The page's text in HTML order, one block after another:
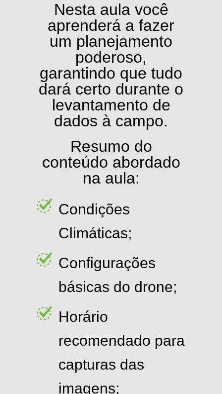
Nesta aula você
aprenderá a fazer
um planejamento
poderoso,
garantindo que tudo
dará certo durante o
levantamento de
dados à campo.
Resumo do
conteúdo abordado
na aula:
Condições
Climáticas;
Configurações
básicas do drone;
Horário
recomendado para
capturas das
imagens;